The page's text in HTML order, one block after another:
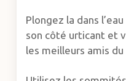
Plongez la dans
son côté urticant et
les meilleurs amis du